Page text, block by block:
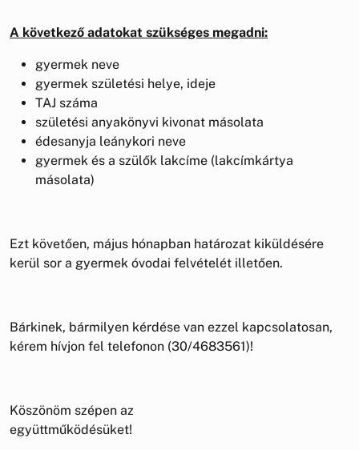
A következő adatokat szükséges megadni:
gyermek neve
gyermek születési helye, ideje
TAJ száma
születési anyakönyvi kivonat másolata
édesanyja leánykori neve
gyermek és a szülők lakcíme (lakcímkártya
másolata)
Ezt követően, május hónapban határozat kiküldésére
kerül sor a gyermek óvodai felvételét illetően.
Bárkinek, bármilyen kérdése van ezzel kapcsolatosan,
kérem hívjon fel telefonon (30/4683561)!
Köszönöm szépen az